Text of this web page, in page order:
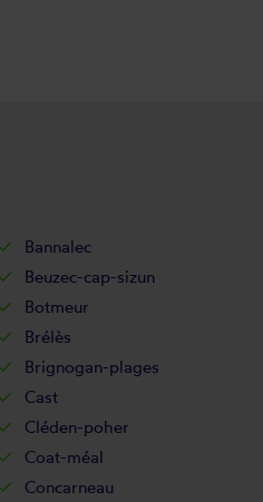
Bannalec
Beuzec-cap-sizun
Botmeur
Brélès
Brignogan-plages
Cast
Cléden-poher
Coat-méal
Concarneau